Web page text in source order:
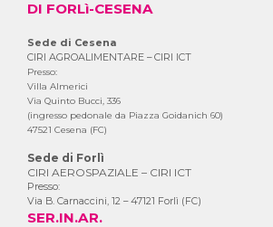
DI FORLì-CESENA
Sede di Cesena
CIRI AGROALIMENTARE – CIRI ICT
Presso:
Villa Almerici
Via Quinto Bucci, 336
(ingresso pedonale da Piazza Goidanich 60)
47521 Cesena (FC)
Sede di Forlì
CIRI AEROSPAZIALE – CIRI ICT
Presso:
Via B. Carnaccini, 12 – 47121 Forlì (FC)
SER.IN.AR.